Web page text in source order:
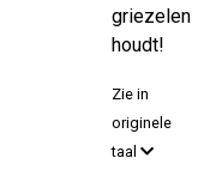
griezelen
houdt!
Zie in
originele
taal